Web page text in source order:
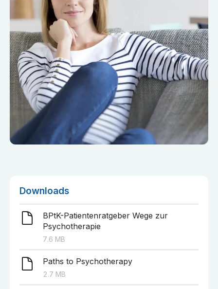
Downloads
BPtK-Patientenratgeber Wege zur
Psychotherapie
7.6 MB
Paths to Psychotherapy
2.7 MB